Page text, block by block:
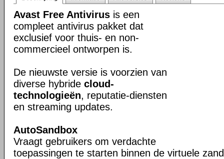
Avast Free Antivirus is een
compleet antivirus pakket dat
exclusief voor thuis- en non-
commercieel ontworpen is.
De nieuwste versie is voorzien van
diverse hybride cloud-
technologieën, reputatie-diensten
en streaming updates.
AutoSandbox
Vraagt gebruikers om verdachte
toepassingen te starten binnen de virtuele